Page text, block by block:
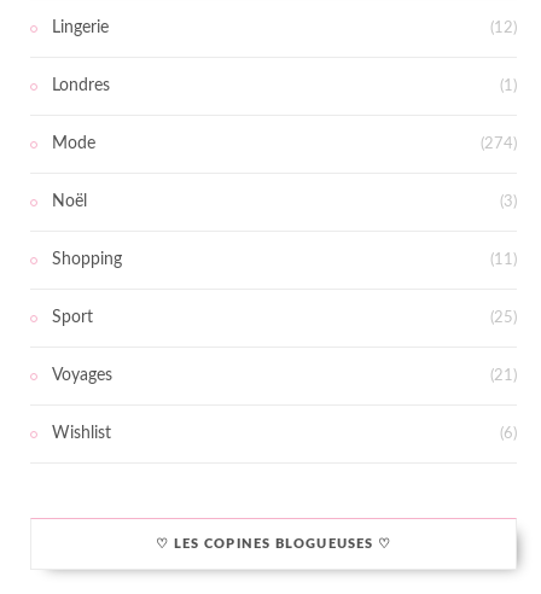
Lingerie (12)
Londres (1)
Mode (274)
Noël (3)
Shopping (11)
Sport (25)
Voyages (21)
Wishlist (6)
♡ LES COPINES BLOGUEUSES ♡